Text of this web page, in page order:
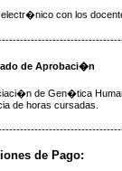
con los
de Aprobaci�n
de Gen�tica
de horas cursadas.
de Pago: